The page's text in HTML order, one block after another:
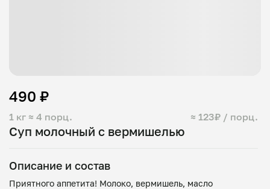
Суп молочный с вермишелью
1 кг ≈ 4 порц. ≈ 123₽ / порц.
490 ₽
Описание и состав
Приятного аппетита! Молоко, вермишель, масло